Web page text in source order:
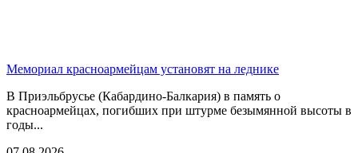
Мемориал красноармейцам установят на леднике
В Приэльбрусье (Кабардино-Балкария) в память о
красноармейцах, погибших при штурме безымянной высоты в
годы...